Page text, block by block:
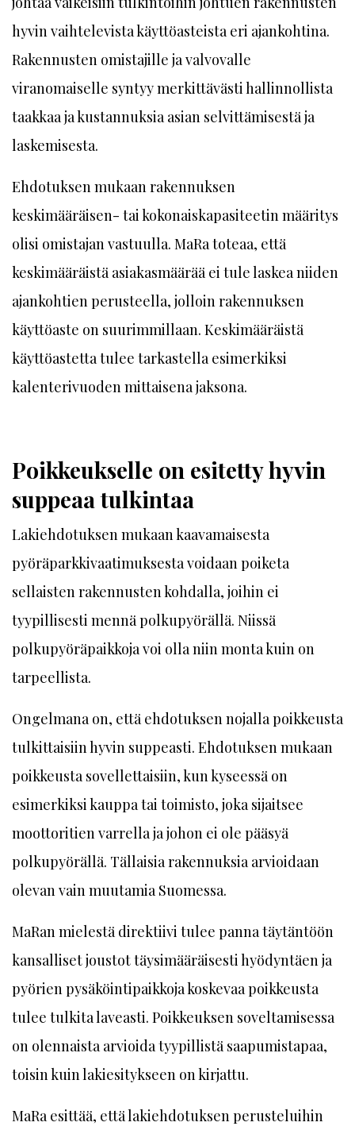
hyvin vaihtelevista käyttöasteista eri ajankohtina.
Rakennusten omistajille ja valvovalle
viranomaiselle syntyy merkittävästi hallinnollista
taakkaa ja kustannuksia asian selvittämisestä ja
laskemisesta.
Ehdotuksen mukaan rakennuksen
keskimääräisen- tai kokonaiskapasiteetin määritys
olisi omistajan vastuulla. MaRa toteaa, että
keskimääräistä asiakasmäärää ei tule laskea niiden
ajankohtien perusteella, jolloin rakennuksen
käyttöaste on suurimmillaan. Keskimääräistä
käyttöastetta tulee tarkastella esimerkiksi
kalenterivuoden mittaisena jaksona.
Poikkeukselle on esitetty hyvin
suppeaa tulkintaa
Lakiehdotuksen mukaan kaavamaisesta
pyöräparkkivaatimuksesta voidaan poiketa
sellaisten rakennusten kohdalla, joihin ei
tyypillisesti mennä polkupyörällä. Niissä
polkupyöräpaikkoja voi olla niin monta kuin on
tarpeellista.
Ongelmana on, että ehdotuksen nojalla poikkeusta
tulkittaisiin hyvin suppeasti. Ehdotuksen mukaan
poikkeusta sovellettaisiin, kun kyseessä on
esimerkiksi kauppa tai toimisto, joka sijaitsee
moottoritien varrella ja johon ei ole pääsyä
polkupyörällä. Tällaisia rakennuksia arvioidaan
olevan vain muutamia Suomessa.
MaRan mielestä direktiivi tulee panna täytäntöön
kansalliset joustot täysimääräisesti hyödyntäen ja
pyörien pysäköintipaikkoja koskevaa poikkeusta
tulee tulkita laveasti. Poikkeuksen soveltamisessa
on olennaista arvioida tyypillistä saapumistapaa,
toisin kuin lakiesitykseen on kirjattu.
MaRa esittää, että lakiehdotuksen perusteluihin